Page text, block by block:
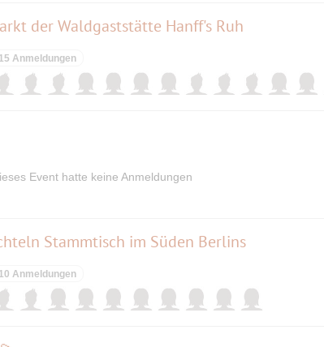
der Waldgaststätte Hanff's Ruh
15 Anmeldungen
Event hatte keine Anmeldungen
Stammtisch im Süden Berlins
10 Anmeldungen